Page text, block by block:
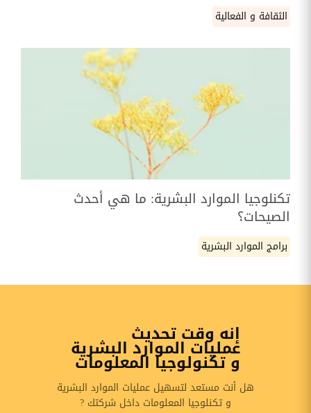
الثقافة و الفعالية
تكنلوجيا الموارد البشرية: ما هي أحدث
الصيحات؟
برامج الموارد البشرية
إنه وقت تحديث
عمليات الموارد البشرية
و تكنولوجيا المعلومات
هل أنت مستعد لتسهيل عمليات الموارد البشرية
و تكنلوجيا المعلومات داخل شركتك ?